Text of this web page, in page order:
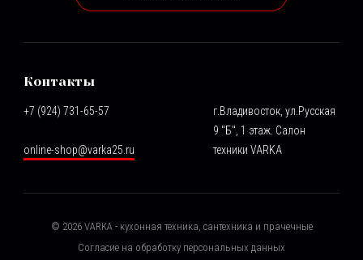
Контакты
+7 (924) 731-65-57
online-shop@varka25.ru
г.Владивосток, ул.Русская
9 "Б", 1 этаж. Салон
техники VARKA
© 2026VARKA - кухонная техника, сантехника и прачечные
Согласие на обработку персональных данных